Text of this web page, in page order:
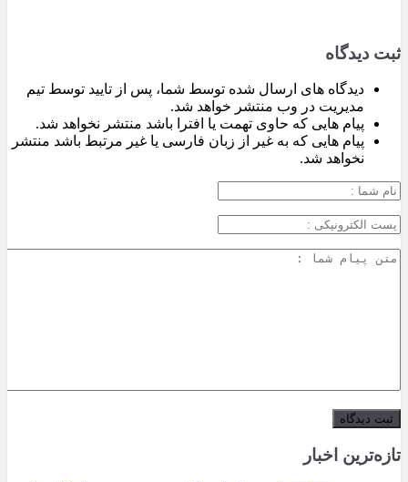
ثبت دیدگاه
دیدگاه های ارسال شده توسط شما، پس از تایید توسط تیم
مدیریت در وب منتشر خواهد شد.
پیام هایی که حاوی تهمت یا افترا باشد منتشر نخواهد شد.
پیام هایی که به غیر از زبان فارسی یا غیر مرتبط باشد منتشر
نخواهد شد.
تازه‌ترین اخبار